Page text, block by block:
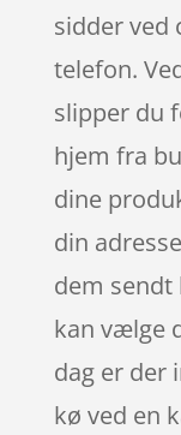
sidder ved
telefon.
slipper du
hjem fra
dine
din
dem sendt
kan vælge
dag er der
kø ved en